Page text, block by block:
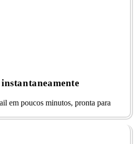
em poucos minutos, pronta para